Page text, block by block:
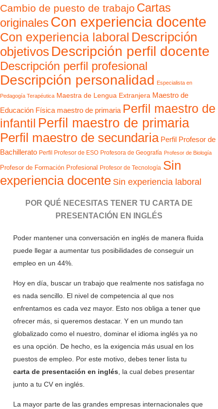
Cambio de puesto de trabajo Cartas
originalesCon experiencia docente
Con experiencia laboral Descripción
objetivos Descripción perfil docente
Descripción perfil profesional
Descripción personalidad Especialista en
Pedagogía Terapéutica Maestra de Lengua Extranjera Maestro de
Educación Física maestro de primaria Perfil maestro de
infantil Perfil maestro de primaria
Perfil maestro de secundaria Perfil Profesor de
Bachillerato Perfil Profesor de ESO Profesora de Geografía Profesor de Biología
Profesor de Formación Profesional Profesor de Tecnología Sin
experiencia docente Sin experiencia laboral
POR QUÉ NECESITAS TENER TU CARTA DE
PRESENTACIÓN EN INGLÉS
Poder mantener una conversación en inglés de manera fluida
puede llegar a aumentar tus posibilidades de conseguir un
empleo en un 44%.
Hoy en día, buscar un trabajo que realmente nos satisfaga no
es nada sencillo. El nivel de competencia al que nos
enfrentamos es cada vez mayor. Esto nos obliga a tener que
ofrecer más, si queremos destacar. Y en un mundo tan
globalizado como el nuestro, dominar el idioma inglés ya no
es una opción. De hecho, es la exigencia más usual en los
puestos de empleo. Por este motivo, debes tener lista tu
carta de presentación en inglés , la cual debes presentar
junto a tu CV en inglés.
La mayor parte de las grandes empresas internacionales que